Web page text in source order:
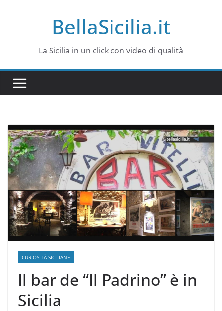
BellaSicilia.it
La Sicilia in un click con video di qualità
CURIOSITÀ SICILIANE
Il bar de “Il Padrino” è in
Sicilia